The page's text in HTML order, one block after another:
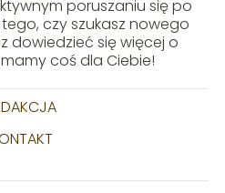
poruszaniu się po
czy szukasz nowego
dowiedzieć się więcej o
coś dla Ciebie!